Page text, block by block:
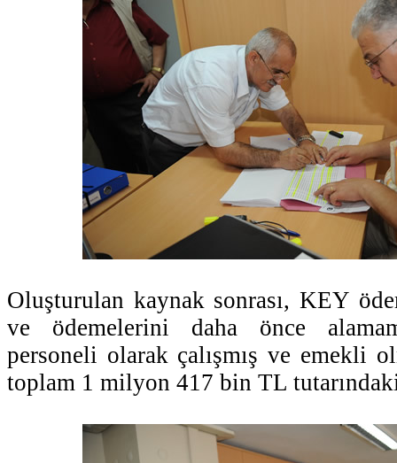
Oluşturulan kaynak sonrası, KEY
ve ödemelerini daha önce
personeli olarak çalışmış ve emekli
toplam 1 milyon 417 bin TL